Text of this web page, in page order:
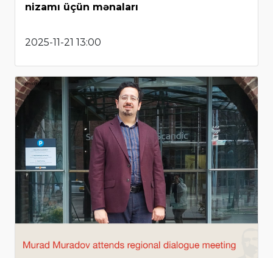
nizamı üçün mənaları
2025-11-21 13:00